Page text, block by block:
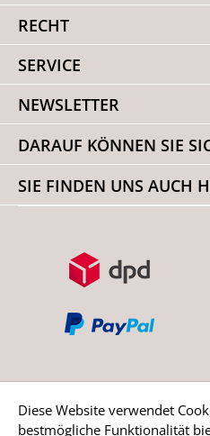
RECHT
SERVICE
NEWSLETTER
DARAUF KÖNNEN SIE
SIE FINDEN UNS AUCH
Bestellung
Diese Website verwendet
bestmögliche Funktionalität